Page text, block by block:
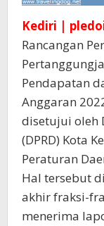
Kediri |
Rancangan
Pendapatan
Anggaran
disetujui oleh
(DPRD) Kota
Peraturan
Hal tersebut
akhir fraksi-
menerima